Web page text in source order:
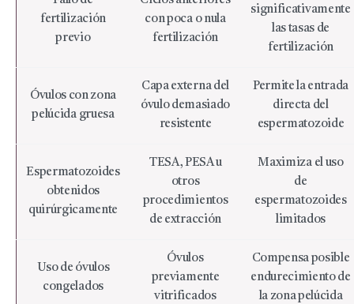
fertilización
previo
con poca o nula
fertilización
significativamente
las tasas de
fertilización
Óvulos con zona
pelúcida gruesa
Capa externa del
óvulo demasiado
resistente
Permite la entrada
directa del
espermatozoide
Espermatozoides
obtenidos
quirúrgicamente
TESA, PESA u
otros
procedimientos
de extracción
Maximiza el uso
de
espermatozoides
limitados
Uso de óvulos
congelados
Óvulos
previamente
vitrificados
Compensa posible
endurecimiento de
la zona pelúcida